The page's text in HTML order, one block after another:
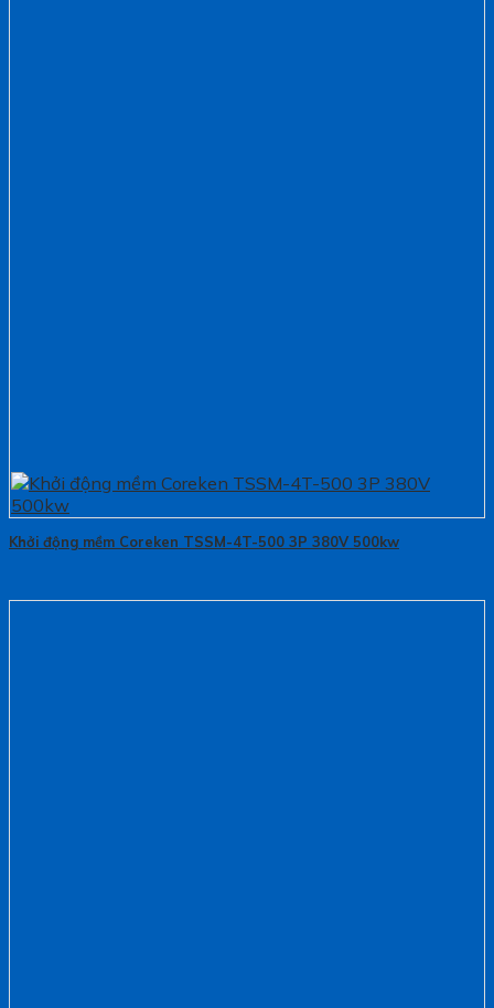
Khởi động mềm Coreken TSSM-4T-500 3P 380V 500kw